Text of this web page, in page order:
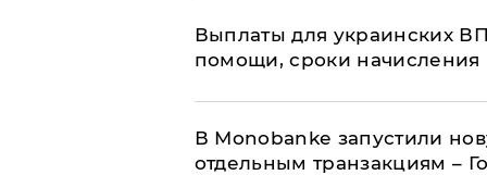
Выплаты для украинских
помощи, сроки начисления
В Мonobankе запустили
отдельным транзакциям –